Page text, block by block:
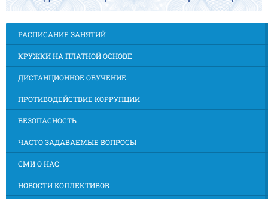
РАСПИСАНИЕ ЗАНЯТИЙ
КРУЖКИ НА ПЛАТНОЙ ОСНОВЕ
ДИСТАНЦИОННОЕ ОБУЧЕНИЕ
ПРОТИВОДЕЙСТВИЕ КОРРУПЦИИ
БЕЗОПАСНОСТЬ
ЧАСТО ЗАДАВАЕМЫЕ ВОПРОСЫ
СМИ О НАС
НОВОСТИ КОЛЛЕКТИВОВ